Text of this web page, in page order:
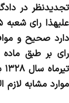
تجدیدنظر در
دارد صحیح و
رای بر طبق
موارد مشابه لازم